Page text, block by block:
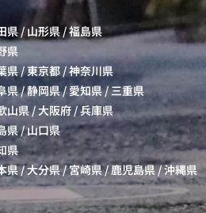
県 / 山形県/福島県
県
県/東京都 /神奈川県
県/静岡県/愛知県/三重県
山県/大阪府 /兵庫県
県/山口県
県
県/大分県/宮崎県/鹿児島県/沖縄県